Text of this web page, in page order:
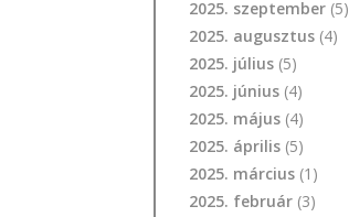
2025. szeptember (5)
2025. augusztus (4)
2025. július (5)
2025. június (4)
2025. május (4)
2025. április (5)
2025. március (1)
2025. február (3)